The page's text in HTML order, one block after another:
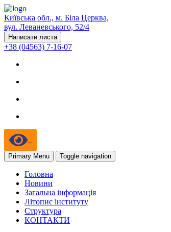
Київська обл., м. Біла Церква,
вул. Леваневського, 52/4
Написати листа
+38 (04563) 7-16-07
Primary Menu Toggle navigation
Головна
Новини
Загальна інформація
Літопис інституту
Структура
КОНТАКТИ